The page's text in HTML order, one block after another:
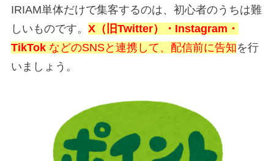
IRIAM単体だけで集客するのは、初心者のうちは難
しいものです。 X（旧Twitter）・Instagram・
TikTok などのSNSと連携して、配信前に告知を行
いましょう。